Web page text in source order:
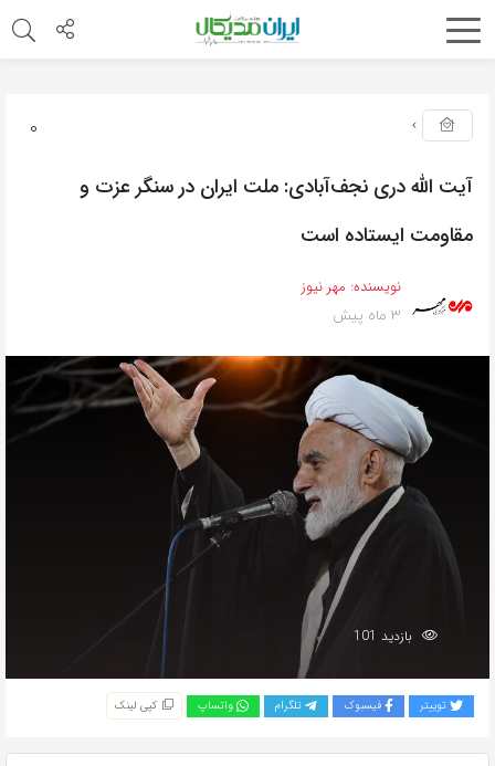
0
آیت الله دری نجف‌آبادی: ملت ایران در سنگر عزت و
مقاومت ایستاده است
نویسنده: مهر نیوز
3 ماه پیش
بازدید 101
توییتر فیسبوک تلگرام واتساپ کپی لینک